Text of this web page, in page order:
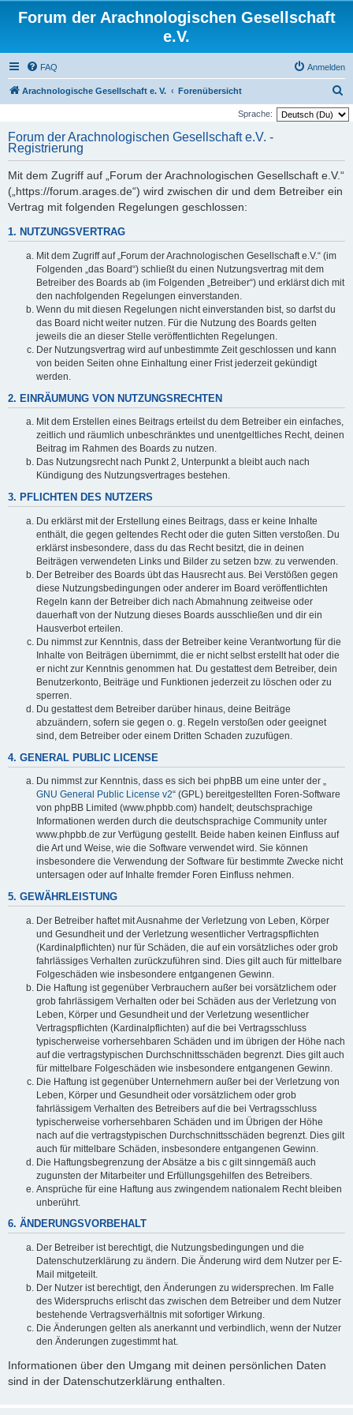
Forum der Arachnologischen Gesellschaft
e.V.
FAQ Anmelden
Arachnologische Gesellschaft e. V. Forenübersicht
u
Sprache:
Forum der Arachnologischen Gesellschaft e.V. -
Registrierung
Mit dem Zugriff auf „Forum der Arachnologischen Gesellschaft e.V.“
(„https://forum.arages.de“) wird zwischen dir und dem Betreiber ein
Vertrag mit folgenden Regelungen geschlossen:
1. NUTZUNGSVERTRAG
Mit dem Zugriff auf „Forum der Arachnologischen Gesellschaft e.V.“ (im
Folgenden „das Board“) schließt du einen Nutzungsvertrag mit dem
Betreiber des Boards ab (im Folgenden „Betreiber“) und erklärst dich mit
den nachfolgenden Regelungen einverstanden.
Wenn du mit diesen Regelungen nicht einverstanden bist, so darfst du
das Board nicht weiter nutzen. Für die Nutzung des Boards gelten
jeweils die an dieser Stelle veröffentlichten Regelungen.
Der Nutzungsvertrag wird auf unbestimmte Zeit geschlossen und kann
von beiden Seiten ohne Einhaltung einer Frist jederzeit gekündigt
werden.
2. EINRÄUMUNG VON NUTZUNGSRECHTEN
Mit dem Erstellen eines Beitrags erteilst du dem Betreiber ein einfaches,
zeitlich und räumlich unbeschränktes und unentgeltliches Recht, deinen
Beitrag im Rahmen des Boards zu nutzen.
Das Nutzungsrecht nach Punkt 2, Unterpunkt a bleibt auch nach
Kündigung des Nutzungsvertrages bestehen.
3. PFLICHTEN DES NUTZERS
Du erklärst mit der Erstellung eines Beitrags, dass er keine Inhalte
enthält, die gegen geltendes Recht oder die guten Sitten verstoßen. Du
erklärst insbesondere, dass du das Recht besitzt, die in deinen
Beiträgen verwendeten Links und Bilder zu setzen bzw. zu verwenden.
Der Betreiber des Boards übt das Hausrecht aus. Bei Verstößen gegen
diese Nutzungsbedingungen oder anderer im Board veröffentlichten
Regeln kann der Betreiber dich nach Abmahnung zeitweise oder
dauerhaft von der Nutzung dieses Boards ausschließen und dir ein
Hausverbot erteilen.
Du nimmst zur Kenntnis, dass der Betreiber keine Verantwortung für die
Inhalte von Beiträgen übernimmt, die er nicht selbst erstellt hat oder die
er nicht zur Kenntnis genommen hat. Du gestattest dem Betreiber, dein
Benutzerkonto, Beiträge und Funktionen jederzeit zu löschen oder zu
sperren.
Du gestattest dem Betreiber darüber hinaus, deine Beiträge
abzuändern, sofern sie gegen o. g. Regeln verstoßen oder geeignet
sind, dem Betreiber oder einem Dritten Schaden zuzufügen.
4. GENERAL PUBLIC LICENSE
Du nimmst zur Kenntnis, dass es sich bei phpBB um eine unter der „
GNU General Public License v2“ (GPL) bereitgestellten Foren-Software
von phpBB Limited (www.phpbb.com) handelt; deutschsprachige
Informationen werden durch die deutschsprachige Community unter
www.phpbb.de zur Verfügung gestellt. Beide haben keinen Einfluss auf
die Art und Weise, wie die Software verwendet wird. Sie können
insbesondere die Verwendung der Software für bestimmte Zwecke nicht
untersagen oder auf Inhalte fremder Foren Einfluss nehmen.
5. GEWÄHRLEISTUNG
Der Betreiber haftet mit Ausnahme der Verletzung von Leben, Körper
und Gesundheit und der Verletzung wesentlicher Vertragspflichten
(Kardinalpflichten) nur für Schäden, die auf ein vorsätzliches oder grob
fahrlässiges Verhalten zurückzuführen sind. Dies gilt auch für mittelbare
Folgeschäden wie insbesondere entgangenen Gewinn.
Die Haftung ist gegenüber Verbrauchern außer bei vorsätzlichem oder
grob fahrlässigem Verhalten oder bei Schäden aus der Verletzung von
Leben, Körper und Gesundheit und der Verletzung wesentlicher
Vertragspflichten (Kardinalpflichten) auf die bei Vertragsschluss
typischerweise vorhersehbaren Schäden und im übrigen der Höhe nach
auf die vertragstypischen Durchschnittsschäden begrenzt. Dies gilt auch
für mittelbare Folgeschäden wie insbesondere entgangenen Gewinn.
Die Haftung ist gegenüber Unternehmern außer bei der Verletzung von
Leben, Körper und Gesundheit oder vorsätzlichem oder grob
fahrlässigem Verhalten des Betreibers auf die bei Vertragsschluss
typischerweise vorhersehbaren Schäden und im Übrigen der Höhe
nach auf die vertragstypischen Durchschnittsschäden begrenzt. Dies gilt
auch für mittelbare Schäden, insbesondere entgangenen Gewinn.
Die Haftungsbegrenzung der Absätze a bis c gilt sinngemäß auch
zugunsten der Mitarbeiter und Erfüllungsgehilfen des Betreibers.
Ansprüche für eine Haftung aus zwingendem nationalem Recht bleiben
unberührt.
6. ÄNDERUNGSVORBEHALT
Der Betreiber ist berechtigt, die Nutzungsbedingungen und die
Datenschutzerklärung zu ändern. Die Änderung wird dem Nutzer per E-
Mail mitgeteilt.
Der Nutzer ist berechtigt, den Änderungen zu widersprechen. Im Falle
des Widerspruchs erlischt das zwischen dem Betreiber und dem Nutzer
bestehende Vertragsverhältnis mit sofortiger Wirkung.
Die Änderungen gelten als anerkannt und verbindlich, wenn der Nutzer
den Änderungen zugestimmt hat.
Informationen über den Umgang mit deinen persönlichen Daten
sind in der Datenschutzerklärung enthalten.